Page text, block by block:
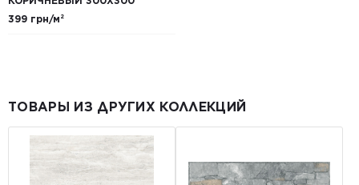
399 грн/м²
ТОВАРЫ ИЗ ДРУГИХ КОЛЛЕКЦИЙ